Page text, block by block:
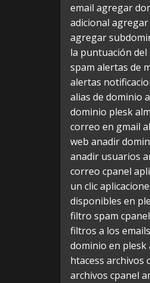
email agregar
adicional
agregar
la puntuación del
spam alertas de
alertas
alias de dominio
dominio plesk
correo en gmail
web anadir
anadir usuarios
correo cpanel
un clic
disponibles en
filtro spam cpanel
filtros a los emails
dominio en plesk
htacess archivos
archivos cpanel